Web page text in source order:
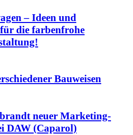
– Ideen und
die farbenfrohe
Bauweisen
neuer Marketing-
DAW (Caparol)